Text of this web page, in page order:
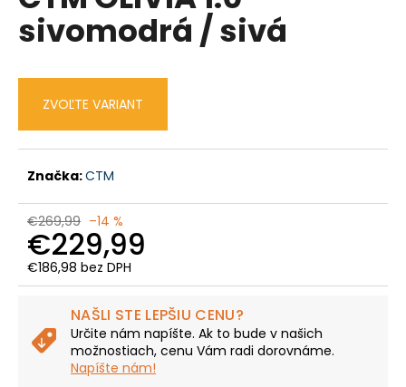
z
sivomodrá / sivá
ZVOĽTE VARIANT
Značka:CTM
€269,99 –14 %
€229,99
€186,98 bez DPH
Jednotková
NAŠLI STE LEPŠIU CENU?
Určite nám napíšte. Ak to bude v našich
možnostiach, cenu Vám radi dorovnáme.
Napíšte nám!
á
j
s
HĽADAŤ
O